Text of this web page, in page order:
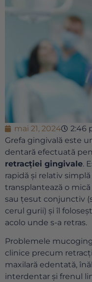
mai 21, 2024 2:46
Grefa gingivală este
dentară efectuată
retracției gingivale.
rapidă și relativ
transplantează o
sau țesut conjunctiv
cerul gurii) și îl
acolo unde s-a retras.
Problemele
clinice precum
maxilară edentată,
interdentar și frenul